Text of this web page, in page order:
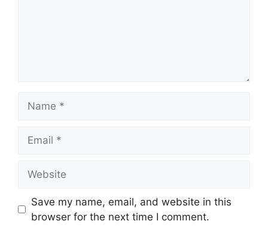
Save my name, email, and website in this
browser for the next time I comment.